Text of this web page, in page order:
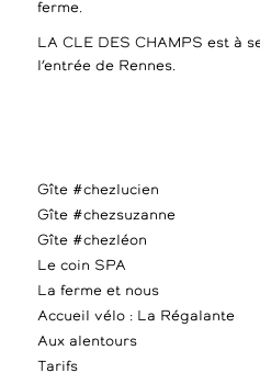
ferme.
LA CLE DES CHAMPS est à
l’entrée de Rennes.
Gîte #chezlucien
Gîte #chezsuzanne
Gîte #chezléon
Le coin SPA
La ferme et nous
Accueil vélo : La Régalante
Aux alentours
Tarifs